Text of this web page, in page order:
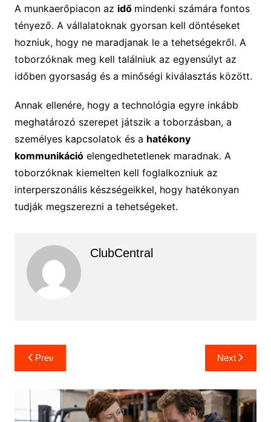
A munkaerőpiacon az idő mindenki számára fontos
tényező. A vállalatoknak gyorsan kell döntéseket
hozniuk, hogy ne maradjanak le a tehetségekről. A
toborzóknak meg kell találniuk az egyensúlyt az
időben gyorsaság és a minőségi kiválasztás között.
Annak ellenére, hogy a technológia egyre inkább
meghatározó szerepet játszik a toborzásban, a
személyes kapcsolatok és a hatékony
kommunikációelengedhetetlenek maradnak. A
toborzóknak kiemelten kell foglalkozniuk az
interperszonális készségeikkel, hogy hatékonyan
tudják megszerezni a tehetségeket.
ClubCentral
Bejegyzés
navigáció
Prev Next